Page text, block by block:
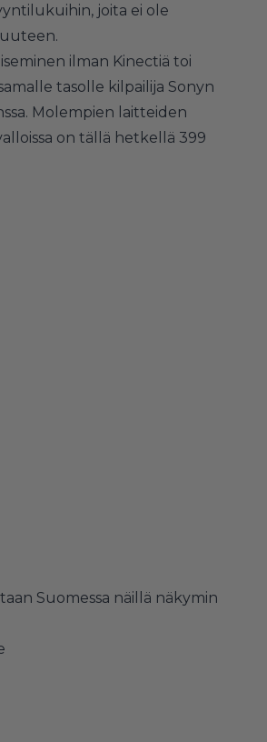
joita ei ole
ilman Kinectiä toi
tasolle kilpailija Sonyn
Molempien laitteiden
on tällä hetkellä 399
Suomessa näillä näkymin